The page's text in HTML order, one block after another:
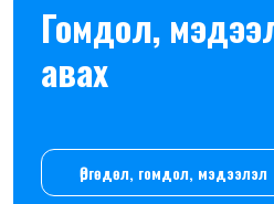
Гомдол,
авах
Өргөдөл, гомдол, мэдээлэл